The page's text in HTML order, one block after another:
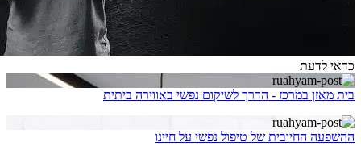
כדאי לדעת
בית מאזן במרכז - הדרך לשיקום נפשי באווירה ביתית
ההשפעה החיובית של טיפול נפשי על חיינו